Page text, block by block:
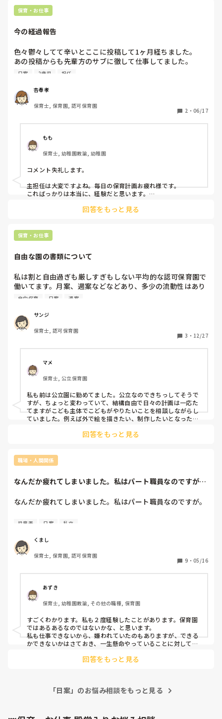
保育・お仕事
今の経過報告
色々鬱々してて辛いとここに投稿して1ヶ月経ちました。
あの投稿からも先輩方のサブに徹して仕事してました。
それは、クラス担任は3人いるので1週間交代ではありますが
クラスの保育を一日リードを取るということです。
本当は先週私の番だったのですが、実習生が来るなど諸事情
リードは、サブと違ってより一層広い目で子どもを見なきゃ
ないし、時計も見なきゃない、子どもの成長になるような遊
びを計画しなければならない等、色々大変です。
初めてということで、一日ごと日案を書いて出そうというこ
とになっています。
主活動以外は他の2人と同じようにやればいいのでテンプレ
ートが出来ているのですが、早く取り掛からない私も悪いの
ですが、主活動を考えるのに迷い、毎回完成がギリギリにな
あと、ちゃんと同じクラスの担任2人にしっかりOKをもら
が、保育のことになると厳しい主任に添削をくらい2日分書
き直すことになりました。
ます。
うようになりました…。
何か一言くださるとありがたいです🙏
日案 2歳児 担任
杏奉孝
保育士, 保育園, 認可保育園
2 ・ 06/17
もも
保育士, 幼稚園教諭, 幼稚園
コメント失礼します。
主担任は大変ですよね。毎日の保育計画お疲れ様です。
こればっかりは本当に、経験だと思います。
活用できますし。慣れてくるとササっと出来るようになると思
今は経験値を積む時期かもしれません。いちばん辛い時期です
よね。私もその時期は、自分の不出来さを感じて辛かったで
回答をもっと見る
保育・お仕事
自由な園の書類について
私は割と自由過ぎも厳しすぎもしない平均的な認可保育園で
働いてます。月案、週案などなどあり、多少の流動性はあり
ますが、概ね計画通りに日々がすぎていきます。
自分の子供は自由すぎる幼稚園に預けています。
こども達の思いつくまま公園にいったり、突然山や海や動物
園にいったり、クッキーやピザを作ったり、どろんこなった
お散歩もいきたいこだけ行って、いきたくないこは園に残っ
て遊んでいたり
昨日も落ち葉がたくさん集まったから、給食室に突如行って
さつまいもとじゃがいもをゲットして焼いて食べたそうで
す。
子供達は楽しそうで、親としては満足なんですが、こういう
自由な園は月案、週案、日案どのように運用しているんでし
ょうか？
かしら書類があるはずでは？？と思ってしまいます。
自由保育 日案 週案
サンジ
保育士, 認可保育園
3 ・ 12/27
マメ
保育士, 公立保育園
私も前は公立園に勤めてました。公立なのできちっしてそうで
すが、ちょっと変わっていて、結構自由で日々の計画は一応た
てますがこども主体でこどもがやりたいことを相談しながらし
ていました。例えば外で絵を描きたい、制作したいとなったら
り紙をしたり、その周りを鬼ごっこしてる子もいたりと自由で
回答をもっと見る
職場・人間関係
なんだか疲れてしまいました。私はパート職員なのですが。
なんだか疲れてしまいました。私はパート職員なのですが。
昨年度、組んでいた正規職員さんから「何にもしてくれない
度、組んでる先生に言っていました。
「何にもしてくれない」とは書類関係や日中の保育を回すこ
と。または保護者とのやりとりや子どもの受け入れ。
しかし、「何にも」っていうのはとても憤慨です。
確かに書類関係や研修の保育を回すを断ってしまったのです
が、それに対してムカついているようです。保護者とのやり
とりや子どもの受け入れだってやる時はやります。
ただ、その正規職員がやってほしい時に私が思う通りに動か
ないのがムカつくんでしょうね。
私も気が利かないところもあるとは思います。
構いるくらい性格が悪いです。
雑談的なことは話しかけない、業務連絡もしてくれない、食
児童表 日案 私立
くまし
保育士, 保育園, 認可保育園
9 ・ 05/16
あずき
保育士, 幼稚園教諭, その他の職種, 保育園
すごくわかります。私も２度経験したことがあります。保育園
ではあるあるなのではないかな、と思います。
私も仕事できないから、嫌われていたのもありますが、できる
かできないかはさておき、一生懸命やっていることに対して酷
ないから相手しとこ、とか思ってる人いると思います。笑
分もシャットダウンしないとやっていけなかったみたいです。
回答をもっと見る
「日案」のお悩み相談をもっと見る